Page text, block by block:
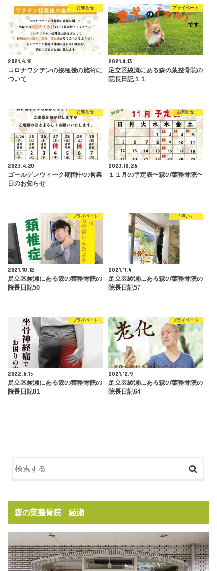
お知らせ
2021.4.18
コロナワクチンの接種後の施術に
ついて
プライベート
2021.8.13
足立区綾瀬にある森の葉整骨院の
院長日記１１
お知らせ
2023.4.20
ゴールデンウィーク期間中の営業
日のお知らせ
お知らせ
2023.10.26
１１月の予定表〜森の葉整骨院〜
プライベート
2021.10.12
足立区綾瀬にある森の葉整骨院の
院長日記50
「痛い」
2021.11.4
足立区綾瀬にある森の葉整骨院の
院長日記57
プライベート
2022.6.16
足立区綾瀬にある森の葉整骨院の
院長日記81
プライベート
2021.12.9
足立区綾瀬にある森の葉整骨院の
院長日記64
森の葉整骨院 綾瀬